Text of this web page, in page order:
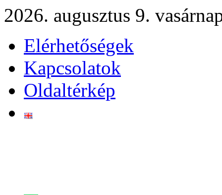
2026. augusztus 9.
Elérhetőségek
Kapcsolatok
Oldaltérkép